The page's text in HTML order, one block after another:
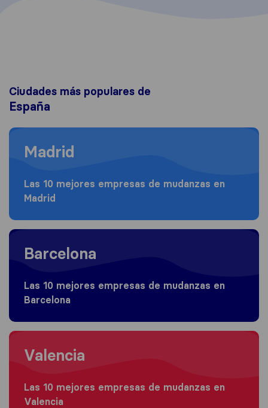
Ciudades más populares de
España
Moving to Madrid
Madrid
Las 10 mejores empresas de mudanzas en
Madrid
Moving to Barcelona
Barcelona
Las 10 mejores empresas de mudanzas en
Barcelona
Moving to Valencia
Valencia
Las 10 mejores empresas de mudanzas en
Valencia